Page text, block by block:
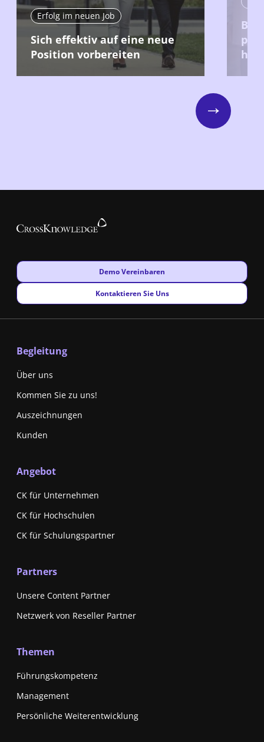
Erfolg im neuen Job
Sich effektiv auf eine neue
Position vorbereiten
Bei
Next
New window
Demo Vereinbaren
New window
Kontaktieren Sie Uns
Begleitung
Über uns
Kommen Sie zu uns!
Auszeichnungen
Kunden
Angebot
CK für Unternehmen
CK für Hochschulen
CK für Schulungspartner
Partners
Unsere Content Partner
Netzwerk von Reseller Partner
Themen
Führungskompetenz
Management
Persönliche Weiterentwicklung